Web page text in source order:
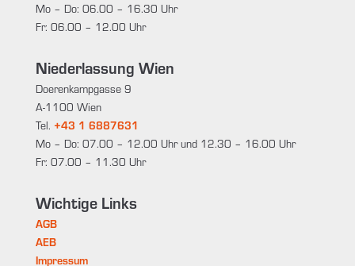
Mo – Do: 06.00 – 16.30 Uhr
Fr: 06.00 – 12.00 Uhr
Niederlassung Wien
Doerenkampgasse 9
A-1100 Wien
Tel. +43 1 6887631
Mo – Do: 07.00 – 12.00 Uhr und 12.30 – 16.00 Uhr
Fr: 07.00 – 11.30 Uhr
Wichtige Links
AGB
AEB
Impressum